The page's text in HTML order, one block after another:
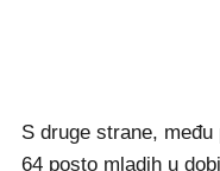
S druge strane,
64 posto mladih u